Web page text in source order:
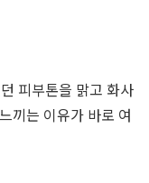
피부톤을 맑고 화사
끼는 이유가 바로 여